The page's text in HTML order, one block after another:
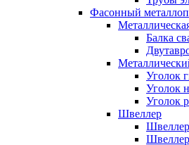
Фасонный
Балка
Уголок
Уголок
Уголок
Швеллер